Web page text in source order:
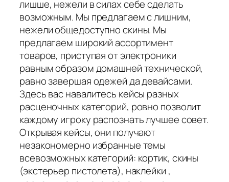
лишше, нежели в силах себе сделать
возможным. Мы предлагаем с лишним,
нежели общедоступно скины. Мы
предлагаем широкий ассортимент
товаров, приступая от электроники
равным образом домашней технической,
равно завершая одежей да девайсами.
Здесь вас навалитесь кейсы разных
расценочных категорий, ровно позволит
каждому игроку распознать лучшее совет.
Открывая кейсы, они получают
незакономерно избранные темы
всевозможных категорий: кортик, скины
(экстерьер пистолета), наклейки ,